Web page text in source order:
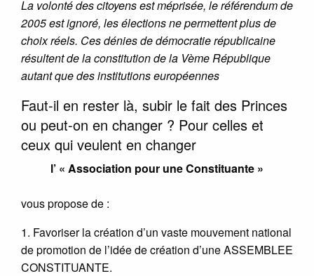
La volonté des citoyens est méprisée, le référendum de
2005 est ignoré, les élections ne permettent plus de
choix réels. Ces dénies de démocratie républicaine
résultent de la constitution de la Vème République
autant que des institutions européennes
Faut-il en rester là, subir le fait des Princes
ou peut-on en changer ? Pour celles et
ceux qui veulent en changer
l’ « Association pour une Constituante »
vous propose de :
1. Favoriser la création d’un vaste mouvement national
de promotion de l’idée de création d’une ASSEMBLEE
CONSTITUANTE.